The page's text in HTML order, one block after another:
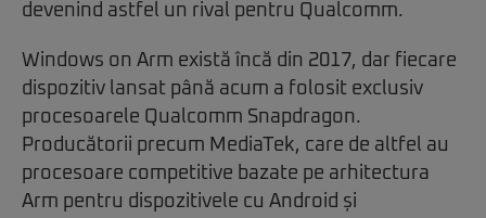
devenind astfel un rival pentru Qualcomm.
Windows on Arm există încă din 2017, dar fiecare
dispozitiv lansat până acum a folosit exclusiv
procesoarele Qualcomm Snapdragon.
Producătorii precum MediaTek, care de altfel au
procesoare competitive bazate pe arhitectura
Arm pentru dispozitivele cu Android și